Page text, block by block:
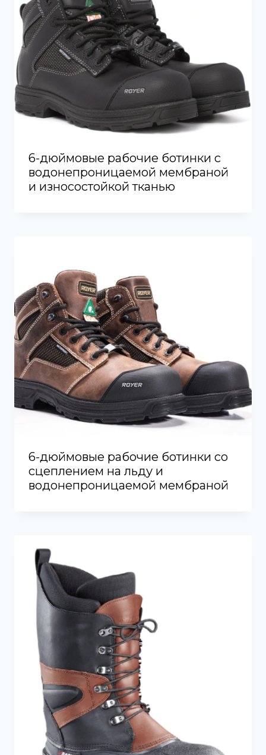
6-дюймовые рабочие ботинки с
водонепроницаемой мембраной
и износостойкой тканью
6-дюймовые рабочие ботинки со
сцеплением на льду и
водонепроницаемой мембраной